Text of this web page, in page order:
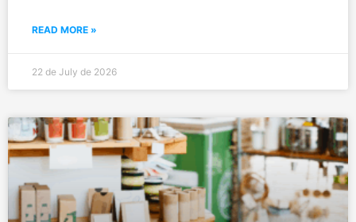
READ MORE »
22 de July de 2026